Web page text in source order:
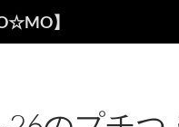
】